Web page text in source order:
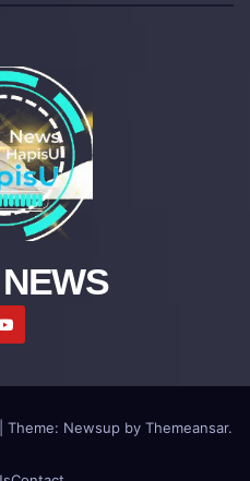
Theme: Newsup by Themeansar.